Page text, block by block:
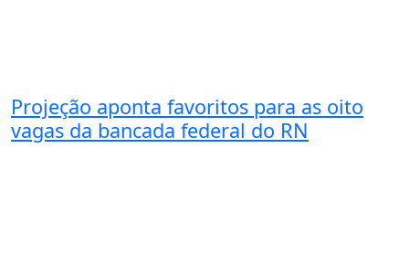
Projeção aponta favoritos para as oito
vagas da bancada federal do RN